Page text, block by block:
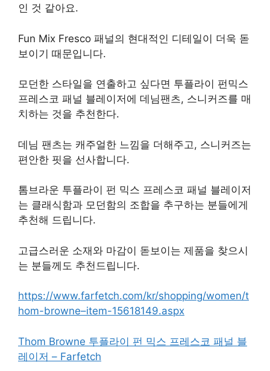
인 것 같아요.
Fun Mix Fresco 패널의 현대적인 디테일이 더욱 돋
보이기 때문입니다.
모던한 스타일을 연출하고 싶다면 투플라이 펀믹스
프레스코 패널 블레이저에 데님팬츠, 스니커즈를 매
치하는 것을 추천한다.
데님 팬츠는 캐주얼한 느낌을 더해주고, 스니커즈는
편안한 핏을 선사합니다.
톰브라운 투플라이 펀 믹스 프레스코 패널 블레이저
는 클래식함과 모던함의 조합을 추구하는 분들에게
추천해 드립니다.
고급스러운 소재와 마감이 돋보이는 제품을 찾으시
는 분들께도 추천드립니다.
https://www.farfetch.com/kr/shopping/women/t
hom-browne–item-15618149.aspx
Thom Browne 투플라이 펀 믹스 프레스코 패널 블
레이저 – Farfetch